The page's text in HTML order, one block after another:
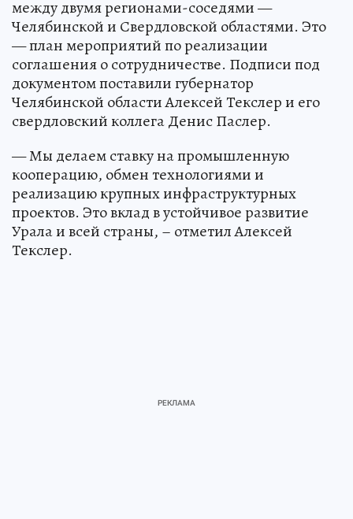
между двумя регионами-соседями —
Челябинской и Свердловской областями. Это
— план мероприятий по реализации
соглашения о сотрудничестве. Подписи под
документом поставили губернатор
Челябинской области Алексей Текслер и его
свердловский коллега Денис Паслер.
— Мы делаем ставку на промышленную
кооперацию, обмен технологиями и
реализацию крупных инфраструктурных
проектов. Это вклад в устойчивое развитие
Урала и всей страны, – отметил Алексей
Текслер.